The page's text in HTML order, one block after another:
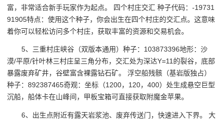
富，非常适合新手玩家作为起点。 四个村庄交汇 种子代码：-19731
91905特点：使用这个种子，你会出生在四个村庄的交汇点。这意味
着你可以轻松访问多个村庄，获取丰富的资源和交易机会。
5、三重村庄峡谷（双版本通用）种子：103873396地形：沙
漠/平原/针叶林三村庄呈三角分布，交汇处为深达Y=11的裂谷，底部
暴露废弃矿井，谷壁富含裸露钻石矿。 浮空船残骸（基岩版独占）
种子：892387465奇观：坐标（1200，120，400）处生成悬空巨型
沉船，船体卡在山峰间，甲板宝箱可直接获取附魔金苹果。
6、出生点附近有露天岩浆池、废弃传送门，快速进入下界。 大